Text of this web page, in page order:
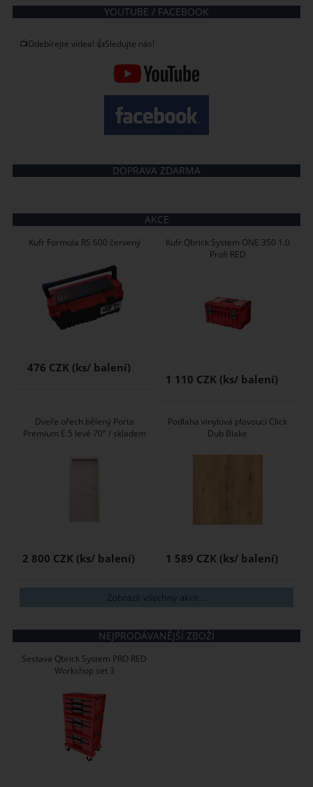
YOUTUBE / FACEBOOK
📺Odebírejte videa! 👍Sledujte nás!
DOPRAVA ZDARMA
AKCE
Kufr Formula RS 600 červený
476 CZK
Kufr Qbrick System ONE 350 1.0
Profi RED
1 110 CZK
Dveře ořech bělený Porta
Premium E.5 levé 70" / skladem
2 800 CZK
Podlaha vinylová plovoucí Click
Dub Blake
1 589 CZK
Zobrazit všechny akce ...
NEJPRODÁVANĚJŠÍ ZBOŽÍ
Sestava Qbrick System PRO RED
Workshop set 3